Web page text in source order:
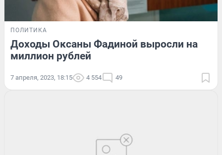
ПОЛИТИКА
Доходы Оксаны Фадиной выросли на
миллион рублей
7 апреля, 2023, 18:15 4 554 49